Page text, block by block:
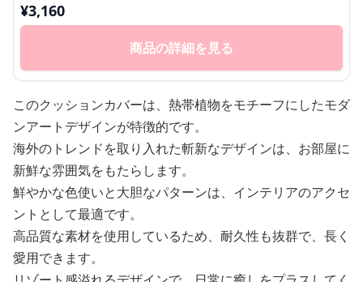
¥3,160
商品の詳細を見る
このクッションカバーは、熱帯植物をモチーフにしたモダ
ンアートデザインが特徴的です。
海外のトレンドを取り入れた斬新なデザインは、お部屋に
新鮮な雰囲気をもたらします。
鮮やかな色使いと大胆なパターンは、インテリアのアクセ
ントとして最適です。
高品質な素材を使用しているため、耐久性も抜群で、長く
愛用できます。